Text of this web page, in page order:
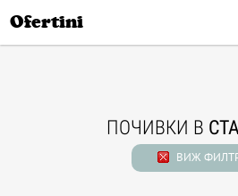
Ofertini
ПОЧИВКИ В
ВИЖ